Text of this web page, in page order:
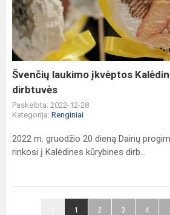
Kalėdinės
kūrybinės
dirbtuvės
Švenčių laukimo įkvėptos
dirbtuvės
Paskelbta: 2022-12-28
Kategorija: Renginiai
2022 m. gruodžio 20 dieną Dainų
rinkosi į Kalėdines kūrybines dirb...
1 2 3 4